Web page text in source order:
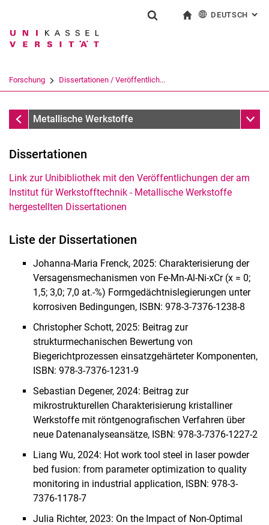
Springe direkt zu: Inhalt
Springe direkt zu: Suche
Springe direkt zu:
Suchbegriff
Suchen (öffnet externen Link in einem
DEUTSCH :
Forschung Dissertationen / Veröffentlich...
Dissertationen / Veröffentlichungen
Metallische Werkstoffe
Additive Fertigung
Ermüdung und Randschichtoptimierung
Korrosion und Korrosionsschutz
Forschungsprojekte
Dissertationen / Veröffentlichungen
Dissertationen
Link zur Unibibliothek mit den Veröffentlichungen der am
Institut für Werkstofftechnik - Metallische Werkstoffe
hergestellten Dissertationen
Liste der Dissertationen
Johanna-Maria Frenck, 2025: Charakterisierung der
Versagensmechanismen von Fe-Mn-Al-Ni-xCr (x = 0;
1,5; 3,0; 7,0 at.-%) Formgedächtnislegierungen unter
korrosiven Bedingungen, ISBN: 978-3-7376-1238-8
Christopher Schott, 2025: Beitrag zur
strukturmechanischen Bewertung von
Biegerichtprozessen einsatzgehärteter Komponenten,
ISBN: 978-3-7376-1231-9
Sebastian Degener, 2024: Beitrag zur
mikrostrukturellen Charakterisierung kristalliner
Werkstoffe mit röntgenografischen Verfahren über
neue Datenanalyseansätze, ISBN: 978-3-7376-1227-2
Liang Wu, 2024: Hot work tool steel in laser powder
bed fusion: from parameter optimization to quality
monitoring in industrial application, ISBN: 978-3-
7376-1178-7
Julia Richter, 2023: On the Impact of Non-Optimal